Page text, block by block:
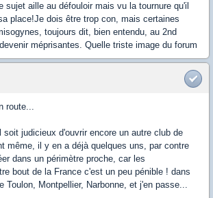
sujet aille au défouloir mais vu la tournure qu'il
place!Je dois être trop con, mais certaines
toujours dit, bien entendu, au 2nd
méprisantes. Quelle triste image du forum
route...
soit judicieux d'ouvrir encore un autre club de
même, il y en a déjà quelques uns, par contre
dans un périmètre proche, car les
bout de la France c'est un peu pénible ! dans
Toulon, Montpellier, Narbonne, et j'en passe...